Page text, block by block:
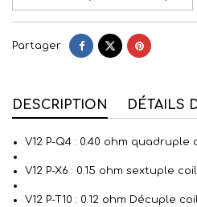
Partager
DESCRIPTION DÉTAILS
V12 P-Q4 : 0.40 ohm quadruple
V12 P-X6 : 0.15 ohm sextuple
V12 P-T10 : 0.12 ohm Décuple